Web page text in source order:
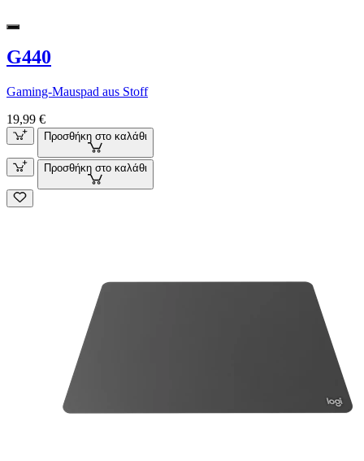
G440
Gaming-Mauspad aus Stoff
19,99 €
Προσθήκη στο καλάθι
Προσθήκη στο καλάθι